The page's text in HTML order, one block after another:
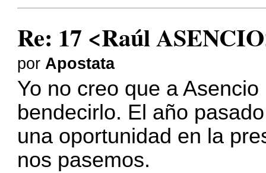
Re: 17 <Raúl
por Apostata
Yo no creo que a
bendecirlo. El año
una oportunidad en la
nos pasemos.